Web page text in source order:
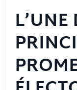
L’UNE